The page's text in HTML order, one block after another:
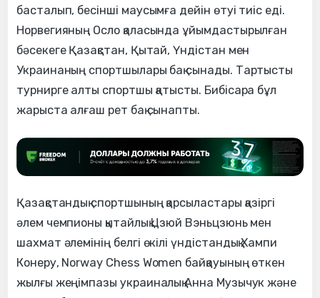
басталып, бесінші маусымға дейін өтуі тиіс еді.
Норвегияның Осло қаласында ұйымдастырылған
бәсекеге Қазақстан, Қытай, Үндістан мен
Украинаның спортшылары бақ сынады. Тартысты
турнирге алты спортшы қатысты. Бибісара бұл
жарыста алғаш рет бақ сынапты.
Қазақстандық спортшының қарсыластары қазіргі
әлем чемпионы қытайлық Цзюй Вэньцзюнь мен
шахмат әлемінің белгі өкілі үндістандық Хампи
Конеру, Norway Chess Women байқауының өткен
жылғы жеңімпазы украиналық Анна Музычук және